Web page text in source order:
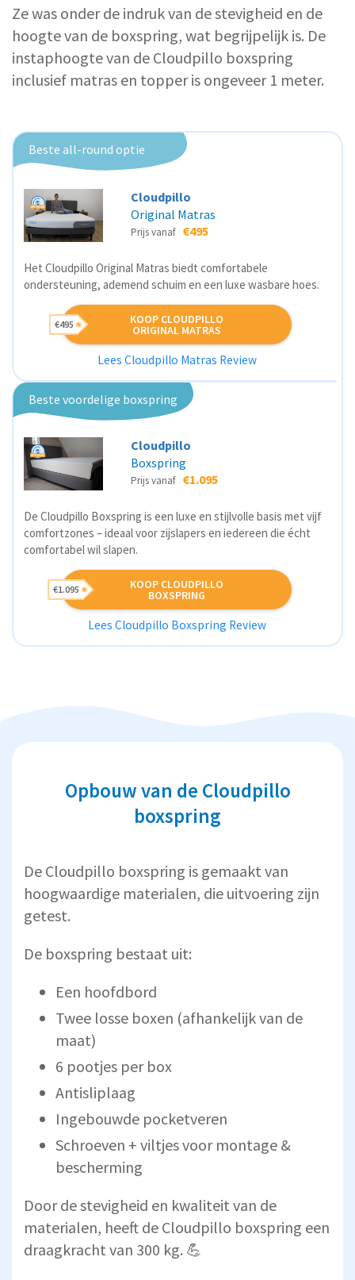
Ze was onder de indruk van de stevigheid en de
hoogte van de boxspring, wat begrijpelijk is. De
instaphoogte van de Cloudpillo boxspring
inclusief matras en topper is ongeveer 1 meter.
Beste all-round optie
Cloudpillo
Original Matras
Prijs vanaf €495
Het Cloudpillo Original Matras biedt comfortabele
ondersteuning, ademend schuim en een luxe wasbare hoes.
KOOP CLOUDPILLO
ORIGINAL MATRAS
€495
Lees Cloudpillo Matras Review
Beste voordelige boxspring
Cloudpillo
Boxspring
Prijs vanaf €1.095
De Cloudpillo Boxspring is een luxe en stijlvolle basis met vijf
comfortzones – ideaal voor zijslapers en iedereen die écht
comfortabel wil slapen.
KOOP CLOUDPILLO
BOXSPRING
€1.095
Lees Cloudpillo Boxspring Review
Opbouw van de Cloudpillo
boxspring
De Cloudpillo boxspring is gemaakt van
hoogwaardige materialen, die uitvoering zijn
getest.
De boxspring bestaat uit:
Een hoofdbord
Twee losse boxen (afhankelijk van de
maat)
6 pootjes per box
Antisliplaag
Ingebouwde pocketveren
Schroeven + viltjes voor montage &
bescherming
Door de stevigheid en kwaliteit van de
materialen, heeft de Cloudpillo boxspring een
draagkracht van 300 kg. 💪